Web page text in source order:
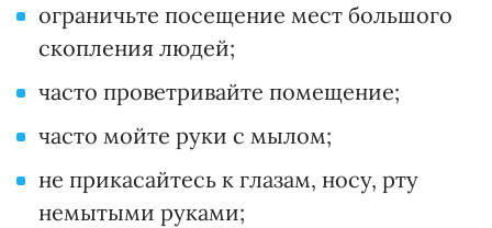
ограничьте посещение мест большого
скопления людей;
часто проветривайте помещение;
часто мойте руки с мылом;
не прикасайтесь к глазам, носу, рту
немытыми руками;